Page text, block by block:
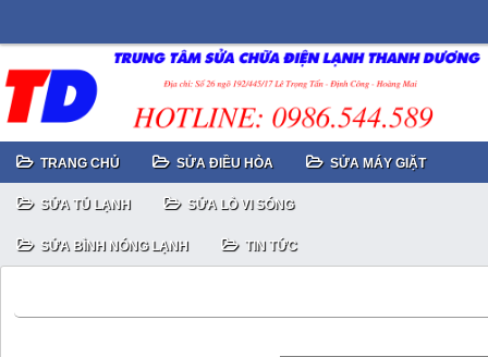
TRANG CHỦ SỬA ĐIỀU HÒA SỬA MÁY GIẶT
SỬA TỦ LẠNH SỬA LÒ VI SÓNG
SỬA BÌNH NÓNG LẠNH TIN TỨC